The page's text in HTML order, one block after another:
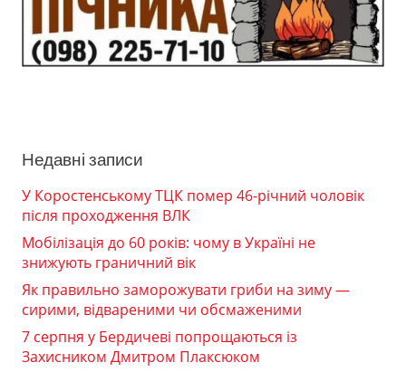
Недавні записи
У Коростенському ТЦК помер 46-річний чоловік
після проходження ВЛК
Мобілізація до 60 років: чому в Україні не
знижують граничний вік
Як правильно заморожувати гриби на зиму —
сирими, відвареними чи обсмаженими
7 серпня у Бердичеві попрощаються із
Захисником Дмитром Плаксюком